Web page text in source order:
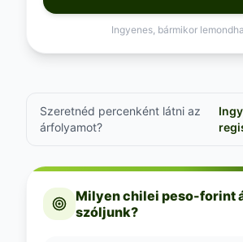
Ingyenes, bármikor
Szeretnéd percenként látni az
árfolyamot?
Milyen chilei peso-forint
szóljunk?